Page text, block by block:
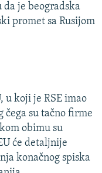
da je beogradska
promet sa Rusijom
u koji je RSE imao
čega su tačno firme
obimu su
će detaljnije
konačnog spiska